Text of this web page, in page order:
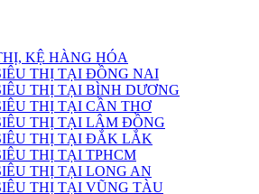
KỆ HÀNG HÓA
THỊ TẠI ĐỒNG NAI
THỊ TẠI BÌNH DƯƠNG
THỊ TẠI CẦN THƠ
THỊ TẠI LÂM ĐỒNG
THỊ TẠI ĐẮK LẮK
THỊ TẠI TPHCM
THỊ TẠI LONG AN
THỊ TẠI VŨNG TÀU